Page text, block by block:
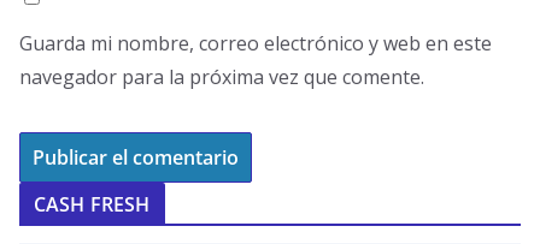
Guarda mi nombre, correo electrónico y web en este
navegador para la próxima vez que comente.
CASH FRESH